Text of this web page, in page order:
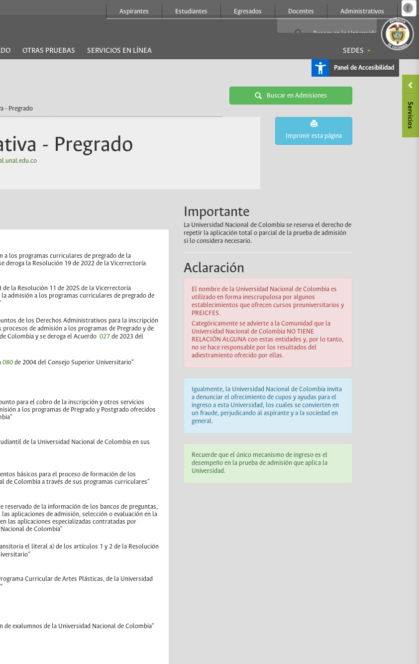
al
Aspirantes Estudiantes Egresados Docentes Administrativos
OTRAS PRUEBAS SERVICIOS EN LÍNEA SEDES
Panel de Accesibilidad
- Pregrado
Buscar en Admisiones
Imprimir esta página
- Pregrado
Importante
La Universidad Nacional de Colombia se reserva el derecho de
repetir la aplicación total o parcial de la prueba de admisión
si lo considera necesario.
Aclaración
El nombre de la Universidad Nacional de Colombia es
utilizado en forma inescrupulosa por algunos
establecimientos que ofrecen cursos preuniversitarios y
PREICFES.
Categóricamente se advierte a la Comunidad que la
Universidad Nacional de Colombia NO TIENE
RELACIÓN ALGUNA con estas entidades y, por lo tanto,
no se hace responsable por los resultados del
adiestramiento ofrecido por ellas.
Igualmente, la Universidad Nacional de Colombia invita
a denunciar el ofrecimiento de cupos y ayudas para el
ingreso a esta Universidad, los cuales se convierten en
un fraude, perjudicando al aspirante y a la sociedad en
general.
Recuerde que el único mecanismo de ingreso es el
desempeño en la prueba de admisión que aplica la
Universidad.
a los programas curriculares de pregrado de la
deroga la Resolución 19 de 2022 de la Vicerrectoría
la Resolución 11 de 2025 de la Vicerrectoría
admisión a los programas curriculares de pregrado de
de los Derechos Administrativos para la inscripción
de admisión a los programas de Pregrado y de
Colombia y se deroga el Acuerdo027 de 2023 del
080 de 2004 del Consejo Superior Universitario"
para el cobro de la inscripción y otros servicios
a los programas de Pregrado y Postgrado ofrecidos
de la Universidad Nacional de Colombia en sus
básicos para el proceso de formación de los
de Colombia a través de sus programas curriculares"
reservado de la información de los bancos de preguntas,
aplicaciones de admisión, selección o evaluación en la
las aplicaciones especializadas contratadas por
de Colombia"
el literal a) de los artículos 1 y 2 de la Resolución
Curricular de Artes Plásticas, de la Universidad
de exalumnos de la Universidad Nacional de Colombia"